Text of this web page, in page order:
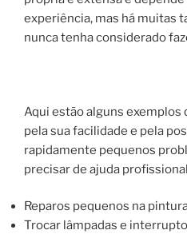
experiência, mas há muitas
nunca tenha considerado
Aqui estão alguns
pela sua facilidade e pela
rapidamente pequenos
precisar de ajuda
Reparos pequenos na
Trocar lâmpadas e